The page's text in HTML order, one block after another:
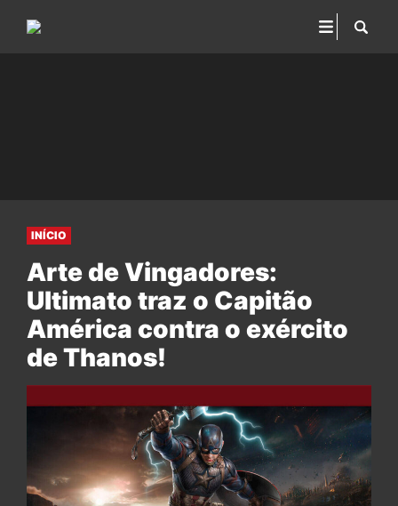
INÍCIO
Arte de Vingadores:
Ultimato traz o Capitão
América contra o exército
de Thanos!